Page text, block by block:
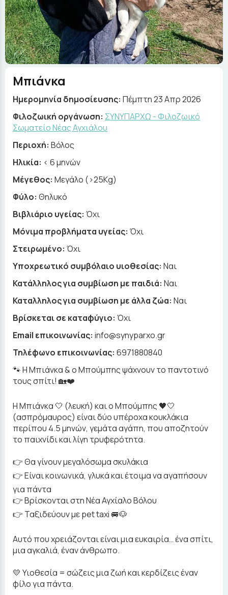
Μπιάνκα
Ημερομηνία δημοσίευσης: Πέμπτη 23 Απρ 2026
Φιλοζωική οργάνωση: ΣΥΝΥΠΑΡΧΩ - Φιλοζωικό
Σωματείο Νέας Αγχιάλου
Περιοχή: Βόλος
Ηλικία: < 6 μηνών
Μέγεθος: Μεγάλο (>25Kg)
Φύλο: Θηλυκό
Βιβλιάριο υγείας: Όχι
Μόνιμα προβλήματα υγείας: Όχι
Στειρωμένο: Όχι
Υποχρεωτικό συμβόλαιο υιοθεσίας: Ναι
Κατάλληλος για συμβίωση με παιδιά: Ναι
Καταλληλος για συμβίωση με άλλα ζώα: Ναι
Βρίσκεται σε καταφύγιο: Όχι
Email επικοινωνίας: info@synyparxo.gr
Τηλέφωνο επικοινωνίας: 6971880840
🐾 Η Μπιάνκα & ο Μπούμπης ψάχνουν το παντοτινό
τους σπίτι! 🏡❤️
Η Μπιάνκα 🤍 (λευκή) και ο Μπούμπης 🖤🤍
(ασπρόμαυρος) είναι δύο υπέροχα κουκλάκια
περίπου 4.5 μηνών, γεμάτα αγάπη, που αποζητούν
το παιχνίδι και λίγη τρυφερότητα.
👉 Θα γίνουν μεγαλόσωμα σκυλάκια
👉 Είναι κοινωνικά, γλυκά και έτοιμα να αγαπήσουν
για πάντα
👉 Βρίσκονται στη Νέα Αγχίαλο Βόλου
👉 Ταξιδεύουν με pet taxi 🚐🐶
Αυτό που χρειάζονται είναι μια ευκαιρία… ένα σπίτι,
μια αγκαλιά, έναν άνθρωπο.
💛 Υιοθεσία = σώζεις μια ζωή και κερδίζεις έναν
φίλο για πάντα.